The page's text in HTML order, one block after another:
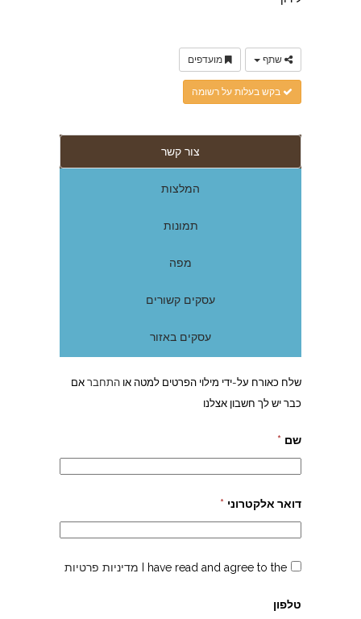
שתף מועדפים
בקש בעלות על רשומה
צור קשר
המלצות
תמונות
מפה
עסקים קשורים
עסקים באזור
שלח כאורח על-ידי מילוי הפרטים למטה או התחבראם
כבר יש לך חשבון אצלנו
שם *
דואר אלקטרוני *
I have read and agree to the מדיניות פרטיות
טלפון